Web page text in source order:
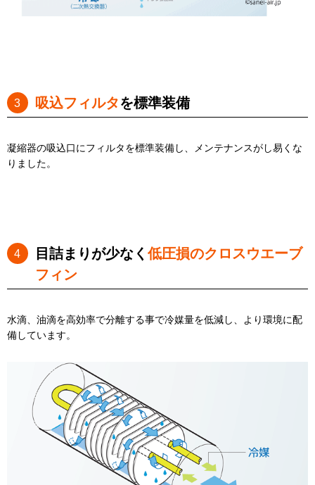
吸込フィルタを標準装備
凝縮器の吸込口にフィルタを標準装備し、メンテナンスがし易くな
りました。
目詰まりが少なく低圧損のクロスウエーブ
フィン
水滴、油滴を高効率で分離する事で冷媒量を低減し、より環境に配
備しています。